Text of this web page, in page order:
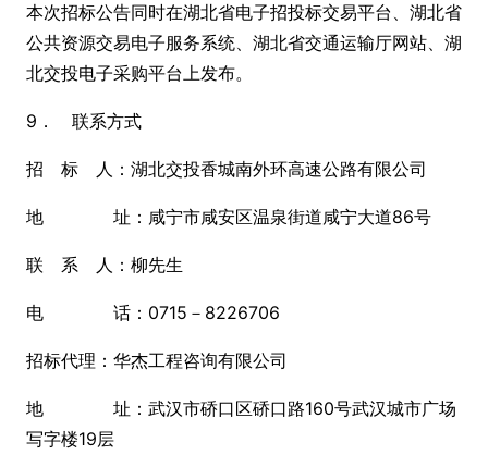
本次招标公告同时在湖北省电子招投标交易平台、湖北省
公共资源交易电子服务系统、湖北省交通运输厅网站、湖
北交投电子采购平台上发布。
9． 联系方式
招 标 人：湖北交投香城南外环高速公路有限公司
地 址：咸宁市咸安区温泉街道咸宁大道86号
联 系 人：柳先生
电 话：0715－8226706
招标代理：华杰工程咨询有限公司
地 址：武汉市硚口区硚口路160号武汉城市广场
写字楼19层